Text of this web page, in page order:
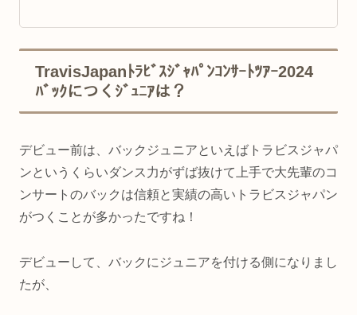
TravisJapanﾄﾗﾋﾞｽｼﾞｬﾊﾟﾝｺﾝｻｰﾄﾂｱｰ2024
ﾊﾞｯｸにつくｼﾞｭﾆｱは？
デビュー前は、バックジュニアといえばトラビスジャパ
ンというくらいダンス力がずば抜けて上手で大先輩のコ
ンサートのバックは信頼と実績の高いトラビスジャパン
がつくことが多かったですね！
デビューして、バックにジュニアを付ける側になりまし
たが、